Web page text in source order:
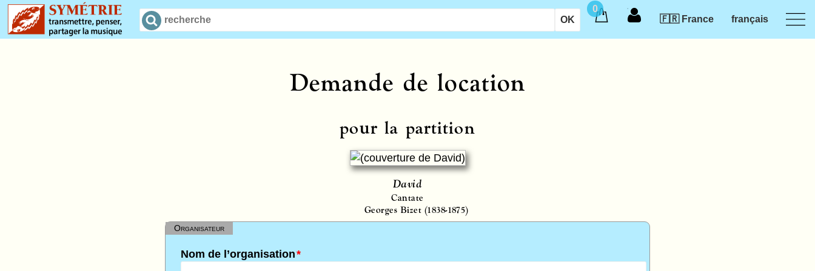
0
🇫🇷 France
français
Demande de location
pour la partition
David
Cantate
Georges Bizet (1838-1875)
Organisateur
*
Nom de l’organisation